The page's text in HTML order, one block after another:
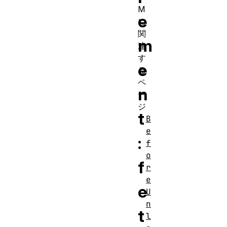
e
m
e
n
t
:
f
e
t
M
に
関
連
す
る
ペ
ー
ジ
B
e
f
o
r
e
U
n
l